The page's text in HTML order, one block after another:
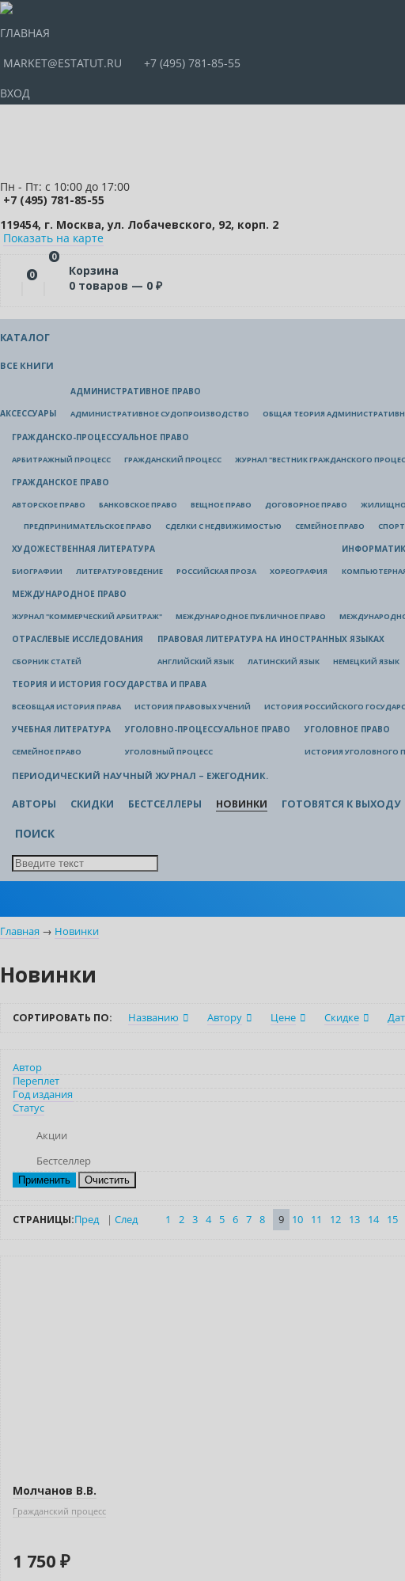
ГЛАВНАЯ
MARKET@ESTATUT.RU
+7 (495) 781-85-55
ВХОД
Пн - Пт: с 10:00 до 17:00
+7 (495) 781-85-55
119454, г. Москва, ул. Лобачевского, 92, корп. 2
Показать на карте
0
0
Корзина
0 товаров — 0 ₽
КАТАЛОГ
ВСЕ КНИГИ
АКСЕССУАРЫ
АДМИНИСТРАТИВНОЕ ПРАВО
АДМИНИСТРАТИВНОЕ СУДОПРОИЗВОДСТВО ОБЩАЯ ТЕОРИЯ
ГРАЖДАНСКО-ПРОЦЕССУАЛЬНОЕ ПРАВО
АРБИТРАЖНЫЙ ПРОЦЕСС ГРАЖДАНСКИЙ ПРОЦЕСС ЖУРНАЛ "ВЕСТНИК ГРАЖДАНСКОГО
ГРАЖДАНСКОЕ ПРАВО
АВТОРСКОЕ ПРАВО БАНКОВСКОЕ ПРАВО ВЕЩНОЕ ПРАВО ДОГОВОРНОЕ ПРАВО
ПРЕДПРИНИМАТЕЛЬСКОЕ ПРАВО СДЕЛКИ С НЕДВИЖИМОСТЬЮ СЕМЕЙНОЕ ПРАВО
ХУДОЖЕСТВЕННАЯ ЛИТЕРАТУРА
БИОГРАФИИ ЛИТЕРАТУРОВЕДЕНИЕ РОССИЙСКАЯ ПРОЗА ХОРЕОГРАФИЯ
МЕЖДУНАРОДНОЕ ПРАВО
ЖУРНАЛ "КОММЕРЧЕСКИЙ АРБИТРАЖ" МЕЖДУНАРОДНОЕ ПУБЛИЧНОЕ ПРАВО
ОТРАСЛЕВЫЕ ИССЛЕДОВАНИЯ
СБОРНИК СТАТЕЙ
ПРАВОВАЯ ЛИТЕРАТУРА НА ИНОСТРАННЫХ ЯЗЫКАХ
АНГЛИЙСКИЙ ЯЗЫК ЛАТИНСКИЙ ЯЗЫК НЕМЕЦКИЙ ЯЗЫК
ТЕОРИЯ И ИСТОРИЯ ГОСУДАРСТВА И ПРАВА
ВСЕОБЩАЯ ИСТОРИЯ ПРАВА ИСТОРИЯ ПРАВОВЫХ УЧЕНИЙ ИСТОРИЯ РОССИЙСКОГО
УЧЕБНАЯ ЛИТЕРАТУРА
СЕМЕЙНОЕ ПРАВО
УГОЛОВНО-ПРОЦЕССУАЛЬНОЕ ПРАВО
УГОЛОВНЫЙ ПРОЦЕСС
УГОЛОВНОЕ ПРАВО
ИСТОРИЯ УГОЛОВНОГО
ПЕРИОДИЧЕСКИЙ НАУЧНЫЙ ЖУРНАЛ – ЕЖЕГОДНИК.
АВТОРЫ СКИДКИ БЕСТСЕЛЛЕРЫ НОВИНКИ ГОТОВЯТСЯ К ВЫХОДУ
ПОИСК
Главная → Новинки
Новинки
СОРТИРОВАТЬ ПО: Названию Автору Цене Скидке
Автор
Переплет
Год издания
Статус
Акции
Бестселлер
Очистить
СТРАНИЦЫ:Пред | След 1 2 3 4 5 6 7 8 9 10 11 12 13 14 15
Молчанов В.В.
Гражданский процесс
1 750 ₽